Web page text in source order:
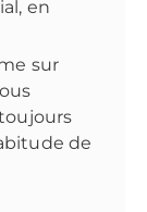
en
sur
de